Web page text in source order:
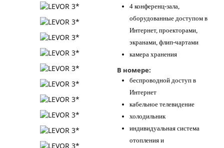
4 конференц-зала,
оборудованные доступом в
Интернет, проекторами,
экранами, флип-чартами
камера хранения
В номере:
беспроводной доступ в
Интернет
кабельное телевидение
холодильник
индивидуальная система
отопления и